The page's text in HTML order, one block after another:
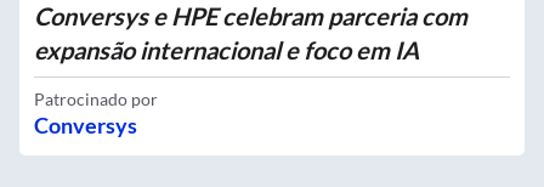
Conversys e HPE celebram parceria com
expansão internacional e foco em IA
Patrocinado por
Conversys